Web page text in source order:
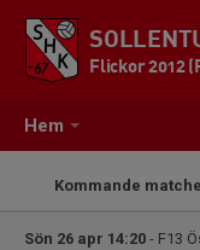
Hem
Flickor 2012
Kommande
Sön 26 apr 14:20 - F13